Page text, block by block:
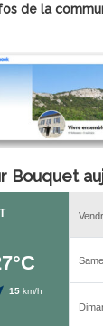
de la
Bouquet